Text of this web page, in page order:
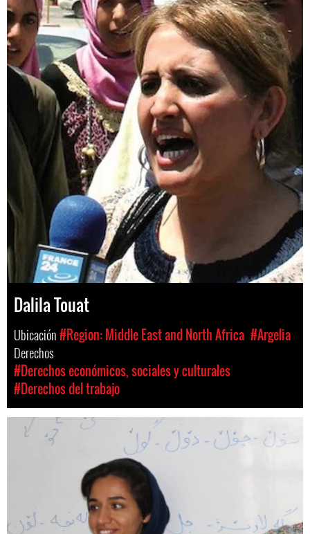
Dalila Touat
Ubicación#Region: Middle East and North Africa #Argelia
Derechos
#Derechos económicos, sociales y culturales
#Derechos del trabajo